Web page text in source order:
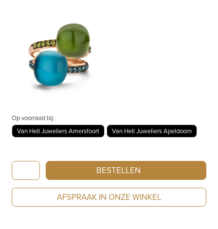
Op voorraad bij:
Van Hell Juweliers Amersfoort
Van Hell Juweliers Apeldoorn
Bigli
15
years
BESTELLEN
AFSPRAAK IN ONZE WINKEL